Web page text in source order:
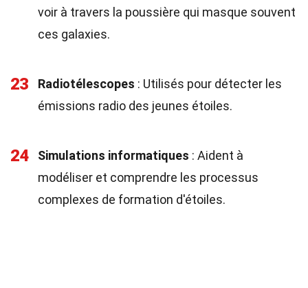
voir à travers la poussière qui masque souvent
ces galaxies.
23 Radiotélescopes : Utilisés pour détecter les
émissions radio des jeunes étoiles.
24 Simulations informatiques : Aident à
modéliser et comprendre les processus
complexes de formation d'étoiles.